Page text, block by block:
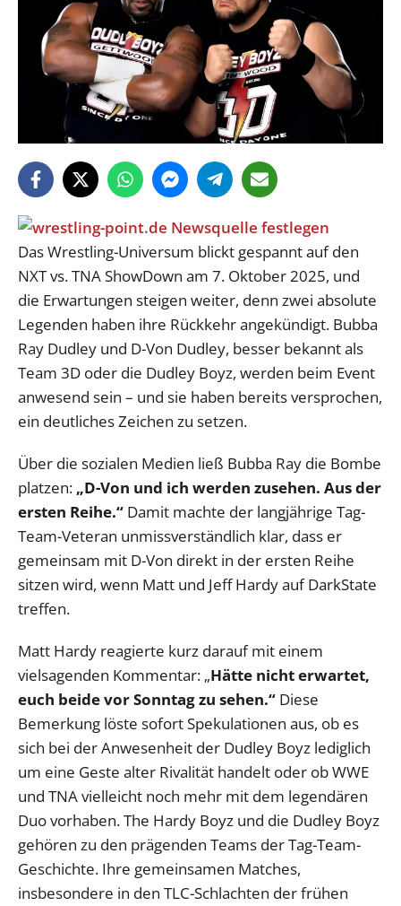
Das Wrestling-Universum blickt gespannt auf den
NXT vs. TNA ShowDown am 7. Oktober 2025, und
die Erwartungen steigen weiter, denn zwei absolute
Legenden haben ihre Rückkehr angekündigt. Bubba
Ray Dudley und D-Von Dudley, besser bekannt als
Team 3D oder die Dudley Boyz, werden beim Event
anwesend sein – und sie haben bereits versprochen,
ein deutliches Zeichen zu setzen.
Über die sozialen Medien ließ Bubba Ray die Bombe
platzen: „D-Von und ich werden zusehen. Aus der
ersten Reihe.“ Damit machte der langjährige Tag-
Team-Veteran unmissverständlich klar, dass er
gemeinsam mit D-Von direkt in der ersten Reihe
sitzen wird, wenn Matt und Jeff Hardy auf DarkState
treffen.
Matt Hardy reagierte kurz darauf mit einem
vielsagenden Kommentar: „Hätte nicht erwartet,
euch beide vor Sonntag zu sehen.“ Diese
Bemerkung löste sofort Spekulationen aus, ob es
sich bei der Anwesenheit der Dudley Boyz lediglich
um eine Geste alter Rivalität handelt oder ob WWE
und TNA vielleicht noch mehr mit dem legendären
Duo vorhaben. The Hardy Boyz und die Dudley Boyz
gehören zu den prägenden Teams der Tag-Team-
Geschichte. Ihre gemeinsamen Matches,
insbesondere in den TLC-Schlachten der frühen